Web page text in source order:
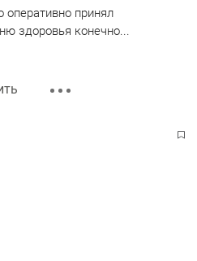
принял
здоровья конечно...